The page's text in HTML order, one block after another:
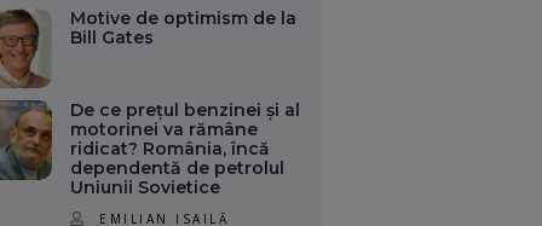
Motive de optimism de la
Bill Gates
De ce prețul benzinei și al
motorinei va rămâne
ridicat? România, încă
dependentă de petrolul
Uniunii Sovietice
EMILIAN ISAILĂ